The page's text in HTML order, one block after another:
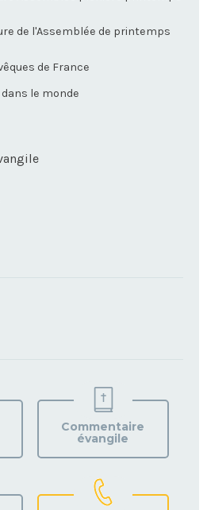
de l'Assemblée de printemps
de France
le monde
VOTRE
PAROISSE
Commentaire
évangile